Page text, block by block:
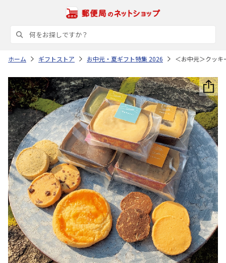
ホーム ギフトストア お中元・夏ギフト特集 2026 ＜お中元＞クッ